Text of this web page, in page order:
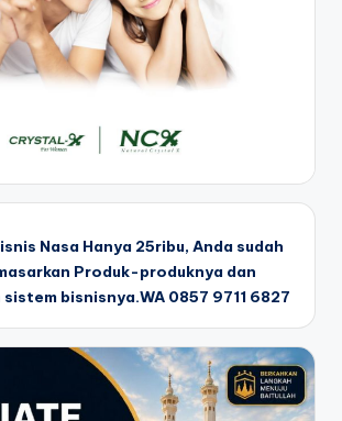
Nasa Hanya 25ribu, Anda sudah
Produk-produknya dan
bisnisnya.WA 0857 9711 6827